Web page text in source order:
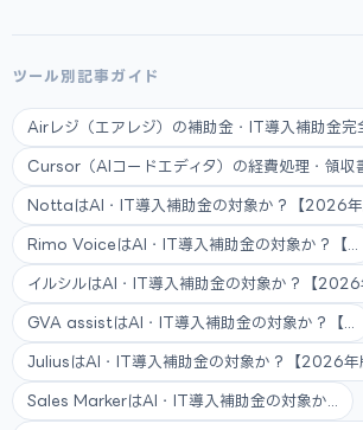
ツール別記事ガイド
Airレジ（エアレジ）の補助金・IT導入補助金完
Cursor（AIコードエディタ）の経費処理・領収
NottaはAI・IT導入補助金の対象か？【2026年
Rimo VoiceはAI・IT導入補助金の対象か？【...
イルシルはAI・IT導入補助金の対象か？【2026
GVA assistはAI・IT導入補助金の対象か？【...
JuliusはAI・IT導入補助金の対象か？【2026年
Sales MarkerはAI・IT導入補助金の対象か...